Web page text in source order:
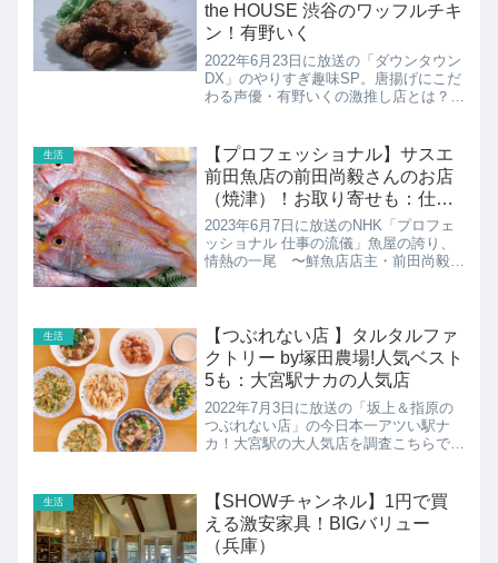
the HOUSE 渋谷のワッフルチキ
ン！有野いく
2022年6月23日に放送の「ダウンタウン
DX」のやりすぎ趣味SP。唐揚げにこだ
わる声優・有野いくの激推し店とは？有
庫には10種類以上の唐揚げを常備して
います。こちらで...
生活
【プロフェッショナル】サスエ
前田魚店の前田尚毅さんのお店
（焼津）！お取り寄せも：仕事
の流儀
2023年6月7日に放送のNHK「プロフェ
ッショナル 仕事の流儀」魚屋の誇り、
情熱の一尾 〜鮮魚店店主・前田尚毅〜
生活
【つぶれない店 】タルタルファ
クトリー by塚田農場!人気ベスト
5も：大宮駅ナカの人気店
2022年7月3日に放送の「坂上＆指原の
つぶれない店」の今日本一アツい駅ナ
カ！大宮駅の大人気店を調査こちらでは
生活
【SHOWチャンネル】1円で買
える激安家具！BIGバリュー
（兵庫）